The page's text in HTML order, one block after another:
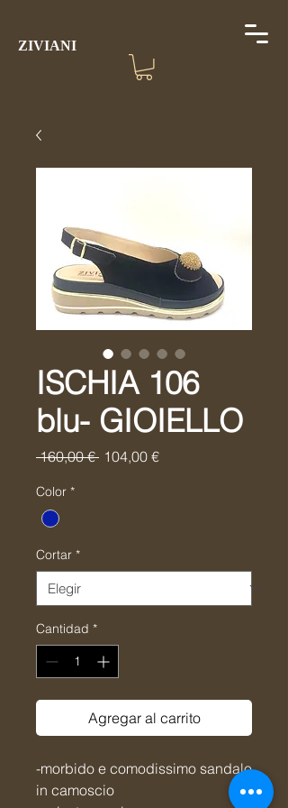
ZIVIANI
ISCHIA 106
blu- GIOIELLO
160,00 € Precio
104,00 €Precio
Color *
Cortar *
Cantidad *
Agregar al carrito
-morbido e comodissimo sandalo
in camoscio